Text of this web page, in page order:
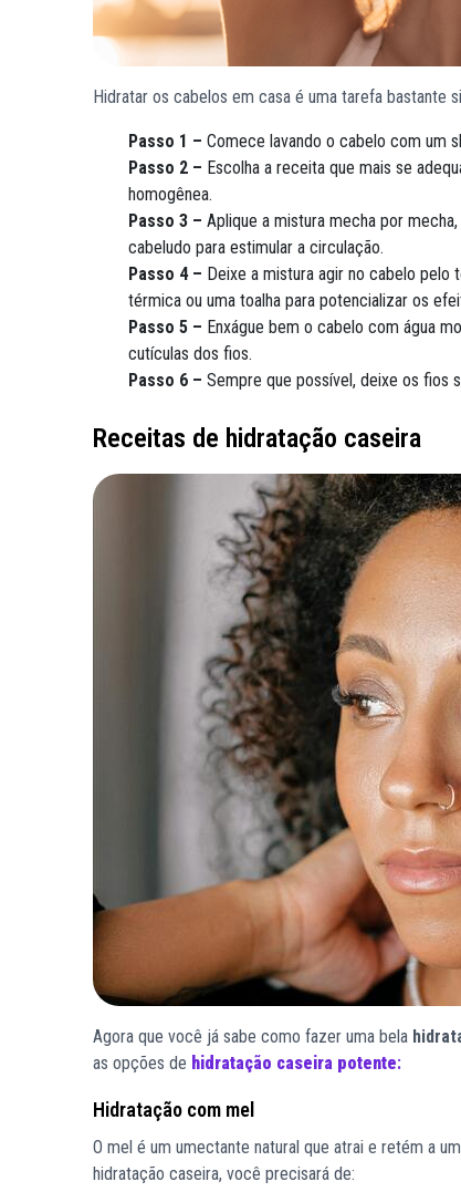
Hidratar os cabelos em casa é uma tarefa bastante
Passo 1 – Comece lavando o cabelo com um
Passo 2 – Escolha a receita que mais se
homogênea.
Passo 3 – Aplique a mistura mecha por
cabeludo para estimular a circulação.
Passo 4 – Deixe a mistura agir no cabelo pelo
térmica ou uma toalha para potencializar os
Passo 5 – Enxágue bem o cabelo com água
cutículas dos fios.
Passo 6 – Sempre que possível, deixe os fios
Receitas de hidratação caseira
Agora que você já sabe como fazer uma bela
as opções de hidratação caseira potente:
Hidratação com mel
O mel é um umectante natural que atrai e retém a
hidratação caseira, você precisará de: